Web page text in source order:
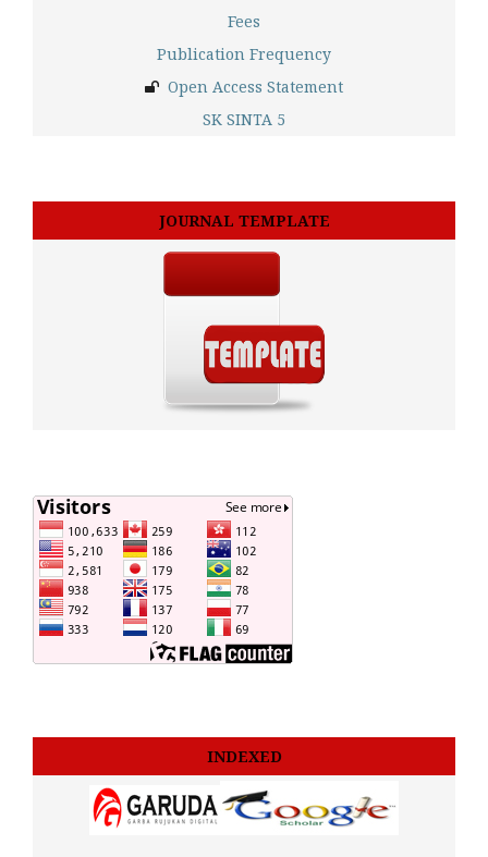
Fees
Publication Frequency
Open Access Statement
SK SINTA 5
JOURNAL TEMPLATE
INDEXED